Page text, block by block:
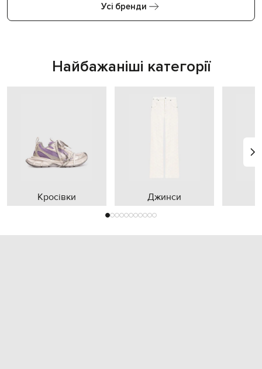
Усі бренди
Найбажаніші категорії
Кросівки Джинси